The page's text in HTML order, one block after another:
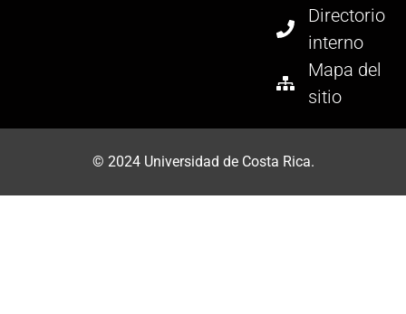
Directorio
interno
Mapa del
sitio
© 2024 Universidad de Costa Rica.